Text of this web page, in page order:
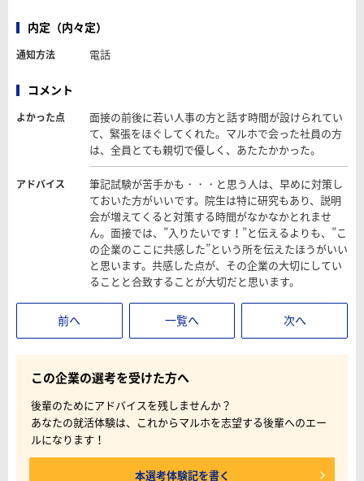
内定（内々定）
通知方法 電話
コメント
よかった点
面接の前後に若い人事の方と話す時間が設けられてい
て、緊張をほぐしてくれた。マルホで会った社員の方
は、全員とても親切で優しく、あたたかかった。
アドバイス
筆記試験が苦手かも・・・と思う人は、早めに対策し
ておいた方がいいです。院生は特に研究もあり、説明
会が増えてくると対策する時間がなかなかとれませ
ん。面接では、”入りたいです！”と伝えるよりも、”こ
の企業のここに共感した”という所を伝えたほうがいい
と思います。共感した点が、その企業の大切にしてい
ることと合致することが大切だと思います。
前へ 一覧へ 次へ
この企業の選考を受けた方へ
後輩のためにアドバイスを残しませんか？
あなたの就活体験は、これからマルホを志望する後輩へのエー
ルになります！
本選考体験記を書く